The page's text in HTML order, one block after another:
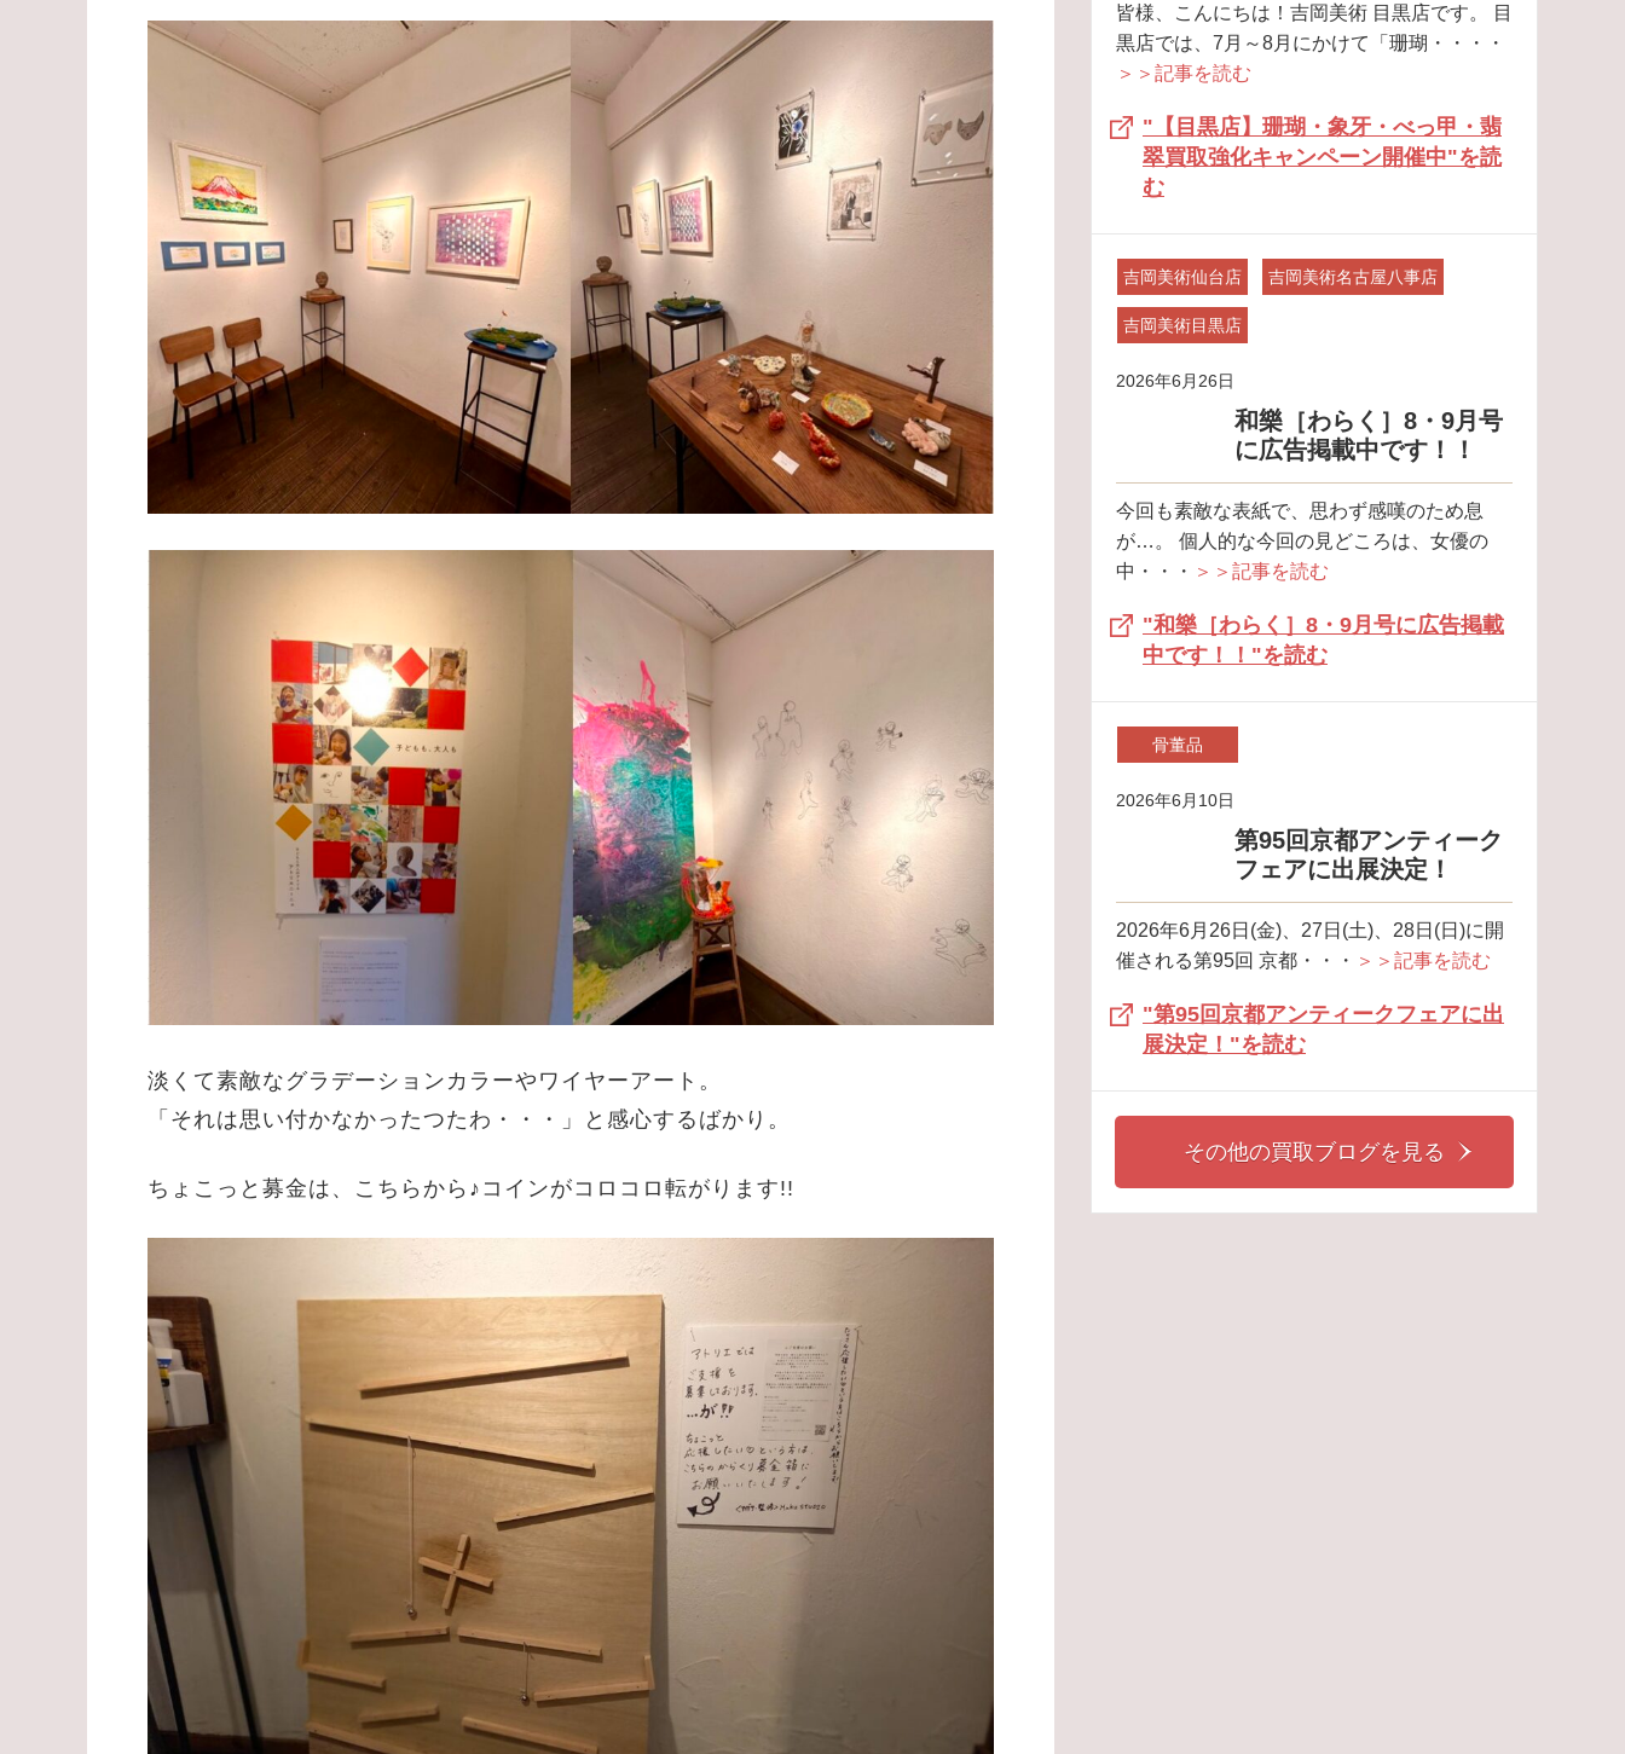
淡くて素敵なグラデーションカラーやワイヤーアート。
「それは思い付かなかったつたわ・・・」と感心するばかり。
ちょこっと募金は、こちらから♪コインがコロコロ転がります!!
皆様、こんにちは！吉岡美術 目黒店です。 目
黒店では、7月～8月にかけて「珊瑚・・・・
＞＞記事を読む
"【目黒店】珊瑚・象牙・べっ甲・翡
翠買取強化キャンペーン開催中"を読
む
吉岡美術仙台店 吉岡美術名古屋八事店
吉岡美術目黒店
2026年6月26日
和樂［わらく］8・9月号
に広告掲載中です！！
今回も素敵な表紙で、思わず感嘆のため息
が…。 個人的な今回の見どころは、女優の
中・・・ ＞＞記事を読む
"和樂［わらく］8・9月号に広告掲載
中です！！"を読む
骨董品
2026年6月10日
第95回京都アンティーク
フェアに出展決定！
2026年6月26日(金)、27日(土)、28日(日)に開
催される第95回 京都・・・ ＞＞記事を読む
"第95回京都アンティークフェアに出
展決定！"を読む
その他の買取ブログを見る